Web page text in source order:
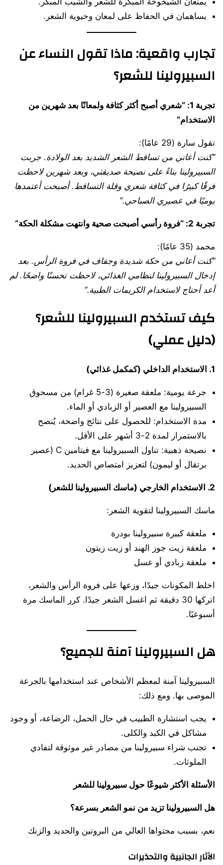
يساهمان في الحفاظ على لمعان وحيوية الشعر.
تجارب واقعية: ماذا تقول النساء عن
السبيرولينا للشعر؟
تجربة 1: “شعري أصبح أكثر كثافة ولمعانًا بعد شهرين من
الاستخدام“
تقول سارة (29 عامًا):
“كنت أعاني من تساقط الشعر الشديد بعد الولادة. جربت
السبيرولينا بناءً على نصيحة صديقتي، وبعد شهرين لاحظت
فرقًا كبيرًا في كثافة شعري وقلة التساقط. أصبحت أعتمدها
يوميًا في عصيري الصباحي.”
تجربة 2: “فروة رأسي أصبحت صحية وانتهت مشكلة الحكة “
محمد (35 عامًا):
“كنت أعاني من حكة شديدة وجفاف في فروة الرأس. بعد
إدخال السبيرولينا لنظامي الغذائي، لاحظت تحسنًا واضحًا. لم
أعد أحتاج لاستخدام الكريمات الطبية.”
كيف تستخدم السبيرولينا للشعر؟
(دليل عملي)
1. الاستخدام الداخلي (كمكمل غذائي)
جرعة يومية: ملعقة صغيرة (3-5 غرام) من مسحوق
السبيرولينا مع العصير أو الزبادي أو الماء.
مدة الاستخدام: للحصول على نتائج واضحة، يُنصح
بالاستمرار لمدة 2-3 أشهر على الأقل.
نصيحة ذهبية: تناول السبيرولينا مع فيتامين C (عصير
برتقال أو ليمون) لتعزيز امتصاص الحديد.
2. الاستخدام الخارجي (ماسك السبيرولينا للشعر)
ماسك السبيرولينا لتقوية الشعر:
ملعقة كبيرة سبيرولينا بودرة
ملعقة زيت جوز الهند أو زيت زيتون
ملعقة زبادي أو عسل
اخلط المكونات جيدًا، وزعها على فروة الرأس والشعر،
اتركها 30 دقيقة ثم اغسل الشعر جيدًا. كرر الماسك مرة
أسبوعيًا.
هل السبيرولينا آمنة للجميع؟
السبيرولينا آمنة لمعظم الأشخاص عند استخدامها بالجرعة
الموصى بها. ومع ذلك:
يجب استشارة الطبيب في حال الحمل، الرضاعة، أو وجود
مشاكل في الكبد والكلى.
تجنب شراء سبيرولينا من مصادر غير موثوقة لتفادي
الملوثات.
الأسئلة الأكثر شيوعًا حول سبيرولينا للشعر
هل السبيرولينا تزيد من نمو الشعر بسرعة؟
نعم، بسبب محتواها العالي من البروتين والحديد والزنك
الآثار الجانبية والتحذيرات